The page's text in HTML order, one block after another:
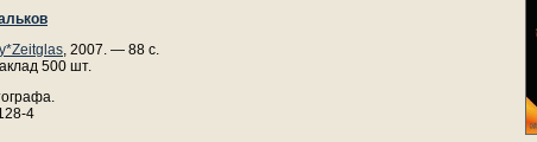
, 2007. — 88 с.
500 шт.
4